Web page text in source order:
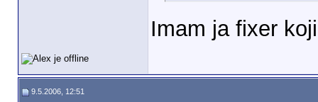
Imam ja fixer
9.5.2006, 12:51